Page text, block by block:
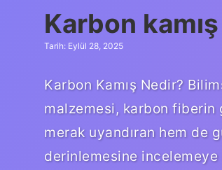
Karbon
Tarih: Eylül 28, 2025
Karbon Kamış Nedir?
malzemesi, karbon fiberin
merak uyandıran hem de
derinlemesine incelemeye